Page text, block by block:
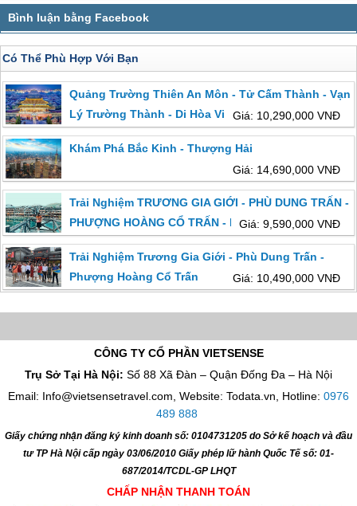
Có Thể Phù Hợp Với Bạn
Quảng Trường Thiên An Môn - Tử Cấm Thành - Vạn
Lý Trường Thành - Di Hòa ViênGiá: 10,290,000 VNĐ
Khám Phá Bắc Kinh - Thượng Hải
Giá: 14,690,000 VNĐ
Trải Nghiệm TRƯƠNG GIA GIỚI - PHÙ DUNG TRẤN -
PHƯỢNG HOÀNG CỔ TRẤN - HỒ BẢO PHONG
Giá: 9,590,000 VNĐ
Trải Nghiệm Trương Gia Giới - Phù Dung Trấn -
Phượng Hoàng Cổ Trấn
Giá: 10,490,000 VNĐ
CÔNG TY CỔ PHẦN VIETSENSE
Trụ Sở Tại Hà Nội: Số 88 Xã Đàn – Quận Đống Đa – Hà Nội
Email: Info@vietsensetravel.com, Website: Todata.vn, Hotline: 0976
489 888
Giấy chứng nhận đăng ký kinh doanh số: 0104731205 do Sở kế hoạch và đầu
tư TP Hà Nội cấp ngày 03/06/2010 Giấy phép lữ hành Quốc Tế số: 01-
687/2014/TCDL-GP LHQT
CHẤP NHẬN THANH TOÁN